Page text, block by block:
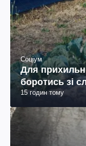
Соціум
Для
боротись зі
15 годин тому